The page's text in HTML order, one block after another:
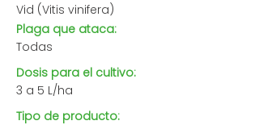
Vid (Vitis vinifera)
Plaga que ataca:
Todas
Dosis para el cultivo:
3 a 5 L/ha
Tipo de producto: